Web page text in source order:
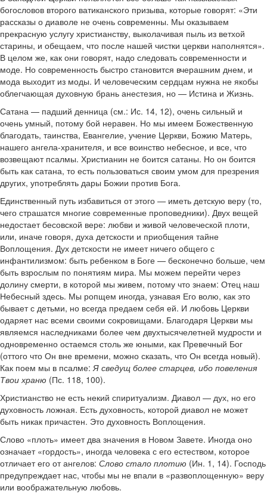
богословов второго ватиканского призыва, которые говорят: «Эти
рассказы о диаволе не очень современны. Мы оказываем
прекрасную услугу христианству, выколачивая пыль из ветхой
старины, и обещаем, что после нашей чистки церкви наполнятся».
В целом же, как они говорят, надо следовать современности и
моде. Но современность быстро становится вчерашним днем, и
мода выходит из моды. И человеческим сердцам нужна не якобы
облегчающая духовную брань анестезия, но — Истина и Жизнь.
Сатана — падший денница (см.: Ис. 14, 12), очень сильный и
очень умный, потому бой неравен. Но мы имеем Божественную
благодать, таинства, Евангелие, учение Церкви, Божию Матерь,
нашего ангела-хранителя, и все воинство небесное, и все, что
возвещают псалмы. Христианин не боится сатаны. Но он боится
быть как сатана, то есть пользоваться своим умом для презрения
других, употреблять дары Божии против Бога.
Единственный путь избавиться от этого — иметь детскую веру (то,
чего страшатся многие современные проповедники). Двух вещей
недостает бесовской вере: любви и живой человеческой плоти,
или, иначе говоря, духа детскости и приобщения тайне
Воплощения. Дух детскости не имеет ничего общего с
инфантилизмом: быть ребенком в Боге — бесконечно больше, чем
быть взрослым по понятиям мира. Мы можем перейти через
долину смерти, в которой мы живем, потому что знаем: Отец наш
Небесный здесь. Мы ропщем иногда, узнавая Его волю, как это
бывает с детьми, но всегда предаем себя ей. И любовь Церкви
одаряет нас всеми своими сокровищами. Благодаря Церкви мы
являемся наследниками более чем двухтысячелетней мудрости и
одновременно остаемся столь же юными, как Превечный Бог
(оттого что Он вне времени, можно сказать, что Он всегда новый).
Как поем мы в псалме:Я сведущ более старцев, ибо повеления
Твои храню (Пс. 118, 100).
Христианство не есть некий спиритуализм. Диавол — дух, но его
духовность ложная. Есть духовность, которой диавол не может
быть никак причастен. Это духовность Воплощения.
Слово «плоть» имеет два значения в Новом Завете. Иногда оно
означает «гордость», иногда человека с его естеством, которое
отличает его от ангелов: Слово стало плотию (Ин. 1, 14). Господь
предупреждает нас, чтобы мы не впали в «развоплощенную» веру
или воображательную любовь.